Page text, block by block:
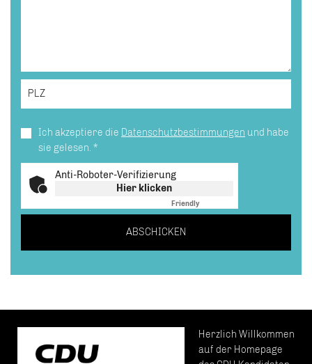
Ich akzeptiere die Datenschutzbestimmungen und habe
sie gelesen. *
Anti-Roboter-Verifizierung
Hier klicken
Friendly
ABSCHICKEN
Herzlich Willkommen
auf der Homepage